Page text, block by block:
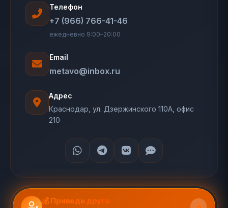
Телефон
+7 (966) 766-41-46
ежедневно 9:00–20:00
Email
metavo@inbox.ru
Адрес
Краснодар, ул. Дзержинского 110А, офис
210
💰 Приведи друга